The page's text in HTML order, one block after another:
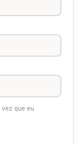
que eu